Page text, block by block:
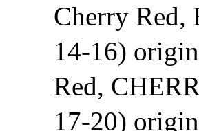
Cherry Red,
14-16)
Red,
17-20)